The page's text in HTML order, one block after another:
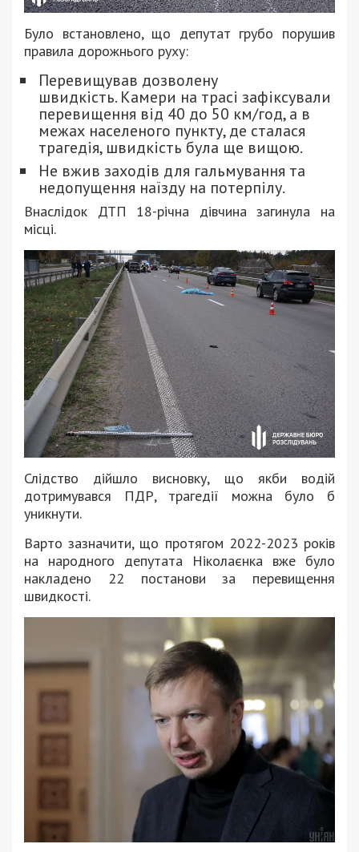
Було встановлено, що депутат грубо порушив
правила дорожнього руху:
Перевищував дозволену
швидкість. Камери на трасі зафіксували
перевищення від 40 до 50 км/год, а в
межах населеного пункту, де сталася
трагедія, швидкість була ще вищою.
Не вжив заходів для гальмування та
недопущення наїзду на потерпілу.
Внаслідок ДТП 18-річна дівчина загинула на
місці.
Слідство дійшло висновку, що якби водій
дотримувався ПДР, трагедії можна було б
уникнути.
Варто зазначити, що протягом 2022-2023 років
на народного депутата Ніколаєнка вже було
накладено 22 постанови за перевищення
швидкості.